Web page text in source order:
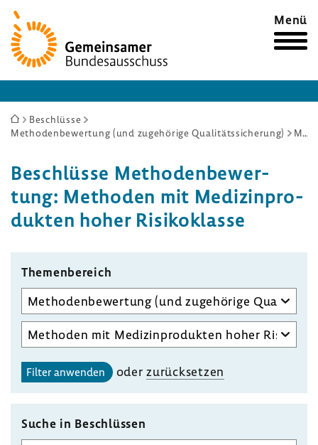
Zur
Startseite
Menü
Sie
sind
Beschlüsse
Methodenbewertung (und zugehörige Qualitätssicherung)
Methoden mit Medizinprodukten hoher Risikoklasse
Beschlüsse Metho­den­be­wer­
tung: Methoden mit Medi­zin­pro­
dukten hoher Risi­ko­klasse
Themen­be­reich
Unterausschuss
auswählen
Aufgabenbereich
des
gewählten
Unterausschusses
auswählen
Filter anwenden oderzurück­setzen
Suche in Beschlüssen